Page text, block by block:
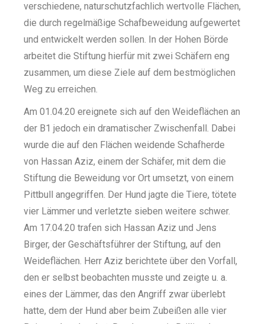
verschiedene, naturschutzfachlich wertvolle Flächen,
die durch regelmäßige Schafbeweidung aufgewertet
und entwickelt werden sollen. In der Hohen Börde
arbeitet die Stiftung hierfür mit zwei Schäfern eng
zusammen, um diese Ziele auf dem bestmöglichen
Weg zu erreichen.
Am 01.04.20 ereignete sich auf den Weideflächen an
der B1 jedoch ein dramatischer Zwischenfall. Dabei
wurde die auf den Flächen weidende Schafherde
von Hassan Aziz, einem der Schäfer, mit dem die
Stiftung die Beweidung vor Ort umsetzt, von einem
Pittbull angegriffen. Der Hund jagte die Tiere, tötete
vier Lämmer und verletzte sieben weitere schwer.
Am 17.04.20 trafen sich Hassan Aziz und Jens
Birger, der Geschäftsführer der Stiftung, auf den
Weideflächen. Herr Aziz berichtete über den Vorfall,
den er selbst beobachten musste und zeigte u. a.
eines der Lämmer, das den Angriff zwar überlebt
hatte, dem der Hund aber beim Zubeißen alle vier